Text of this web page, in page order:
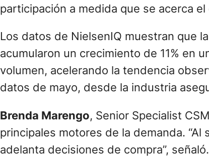
participación a medida que se acerca
Los datos de NielsenIQ muestran que
acumularon un crecimiento de 11% en
volumen, acelerando la tendencia
datos de mayo, desde la industria
Brenda Marengo, Senior Specialist
principales motores de la demanda.
adelanta decisiones de compra”, señaló.